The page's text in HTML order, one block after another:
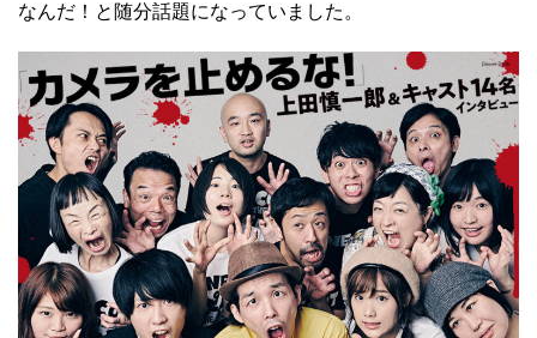
なんだ！と随分話題になっていました。